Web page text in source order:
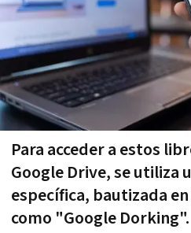
Para acceder a estos
Google Drive, se utiliza
específica, bautizada
como "Google Dorking".